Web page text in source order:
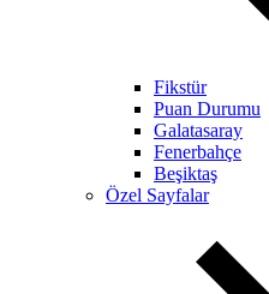
Fikstür
Puan Durumu
Galatasaray
Fenerbahçe
Beşiktaş
Özel Sayfalar